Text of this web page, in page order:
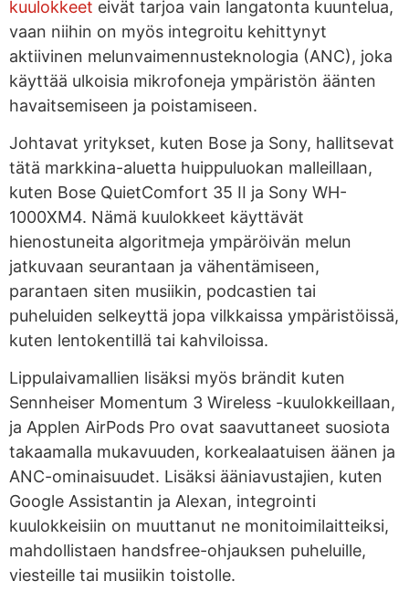
kuulokkeet eivät tarjoa vain langatonta kuuntelua,
vaan niihin on myös integroitu kehittynyt
aktiivinen melunvaimennusteknologia (ANC), joka
käyttää ulkoisia mikrofoneja ympäristön äänten
havaitsemiseen ja poistamiseen.
Johtavat yritykset, kuten Bose ja Sony, hallitsevat
tätä markkina-aluetta huippuluokan malleillaan,
kuten Bose QuietComfort 35 II ja Sony WH-
1000XM4. Nämä kuulokkeet käyttävät
hienostuneita algoritmeja ympäröivän melun
jatkuvaan seurantaan ja vähentämiseen,
parantaen siten musiikin, podcastien tai
puheluiden selkeyttä jopa vilkkaissa ympäristöissä,
kuten lentokentillä tai kahviloissa.
Lippulaivamallien lisäksi myös brändit kuten
Sennheiser Momentum 3 Wireless -kuulokkeillaan,
ja Applen AirPods Pro ovat saavuttaneet suosiota
takaamalla mukavuuden, korkealaatuisen äänen ja
ANC-ominaisuudet. Lisäksi ääniavustajien, kuten
Google Assistantin ja Alexan, integrointi
kuulokkeisiin on muuttanut ne monitoimilaitteiksi,
mahdollistaen handsfree-ohjauksen puheluille,
viesteille tai musiikin toistolle.